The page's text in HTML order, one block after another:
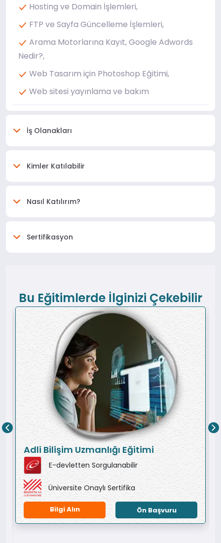
Hosting ve Domain İşlemleri,
FTP ve Sayfa Güncelleme İşlemleri,
Arama Motorlarına Kayıt, Google Adwords
Nedir?,
Web Tasarım için Photoshop Eğitimi,
Web sitesi yayınlama ve bakım
İş Olanakları
Kimler Katılabilir
Nasıl Katılırım?
Sertifikasyon
Bu Eğitimlerde İlginizi Çekebilir
Adli Bilişim Uzmanlığı Eğitimi
E-devletten Sorgulanabilir
Üniversite Onaylı Sertifika
Bilgi Alın Ön Başvuru